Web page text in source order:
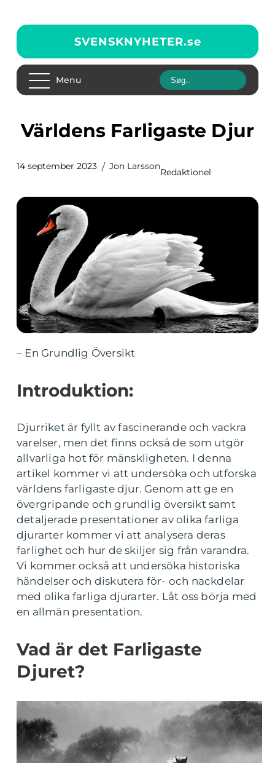
SVENSKNYHETER.se
Menu
Världens Farligaste Djur
14 september 2023 Jon Larsson
Redaktionel
– En Grundlig Översikt
Introduktion:
Djurriket är fyllt av fascinerande och vackra
varelser, men det finns också de som utgör
allvarliga hot för mänskligheten. I denna
artikel kommer vi att undersöka och utforska
världens farligaste djur. Genom att ge en
övergripande och grundlig översikt samt
detaljerade presentationer av olika farliga
djurarter kommer vi att analysera deras
farlighet och hur de skiljer sig från varandra.
Vi kommer också att undersöka historiska
händelser och diskutera för- och nackdelar
med olika farliga djurarter. Låt oss börja med
en allmän presentation.
Vad är det Farligaste
Djuret?